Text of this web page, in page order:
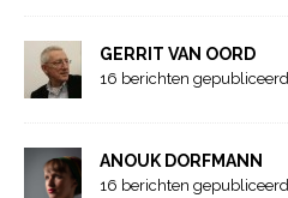
GERRIT VAN OORD
16 berichten gepubliceerd
ANOUK DORFMANN
16 berichten gepubliceerd